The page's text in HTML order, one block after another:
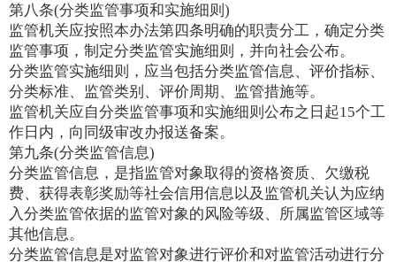
第八条(分类监管事项和实施细则)
监管机关应按照本办法第四条明确的职责分工，确定分类
监管事项，制定分类监管实施细则，并向社会公布。
分类监管实施细则，应当包括分类监管信息、评价指标、
分类标准、监管类别、评价周期、监管措施等。
监管机关应自分类监管事项和实施细则公布之日起15个工
作日内，向同级审改办报送备案。
第九条(分类监管信息)
分类监管信息，是指监管对象取得的资格资质、欠缴税
费、获得表彰奖励等社会信用信息以及监管机关认为应纳
入分类监管依据的监管对象的风险等级、所属监管区域等
其他信息。
分类监管信息是对监管对象进行评价和对监管活动进行分